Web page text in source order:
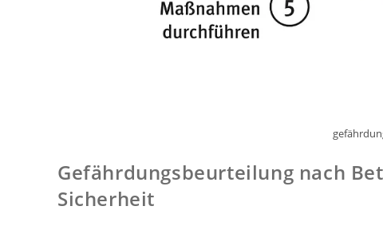
Gefährdungsbeurteilung nach
Sicherheit